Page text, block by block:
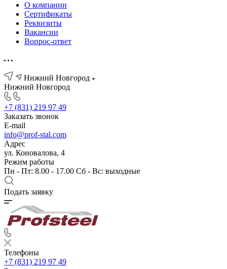
О компании
Сертификаты
Реквизиты
Вакансии
Вопрос-ответ
Нижний Новгород
Нижний Новгород
+7 (831) 219 97 49
Заказать звонок
E-mail
info@prof-stal.com
Адрес
ул. Коновалова, 4
Режим работы
Пн - Пт: 8.00 - 17.00 Сб - Вс: выходные
Подать заявку
Телефоны
+7 (831) 219 97 49